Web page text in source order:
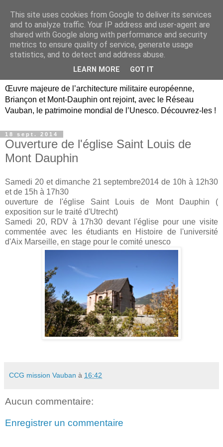
Briançon, Mont-Dauphin,
Vauban Unesco Hautes-
Œuvre majeure de l’architecture militaire européenne,
Briançon et Mont-Dauphin ont rejoint, avec le Réseau
Vauban, le patrimoine mondial de l’Unesco. Découvrez-les !
18 sept. 2014
Ouverture de l'église Saint Louis de
Mont Dauphin
Samedi 20 et dimanche 21 septembre2014 de 10h à 12h30
et de 15h à 17h30
ouverture de l'église Saint Louis de Mont Dauphin (
exposition sur le traité d'Utrecht)
Samedi 20, RDV à 17h30 devant l'église pour une visite
commentée avec les étudiants en Histoire de l'université
d'Aix Marseille, en stage pour le comité unesco
CCG mission Vauban à 16:42
Aucun commentaire:
Enregistrer un commentaire
This site uses cookies from Google to deliver its services
and to analyze traffic. Your IP address and user-agent are
shared with Google along with performance and security
metrics to ensure quality of service, generate usage
statistics, and to detect and address abuse.
LEARN MORE GOT IT